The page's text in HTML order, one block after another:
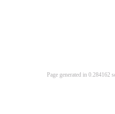
Page generated in